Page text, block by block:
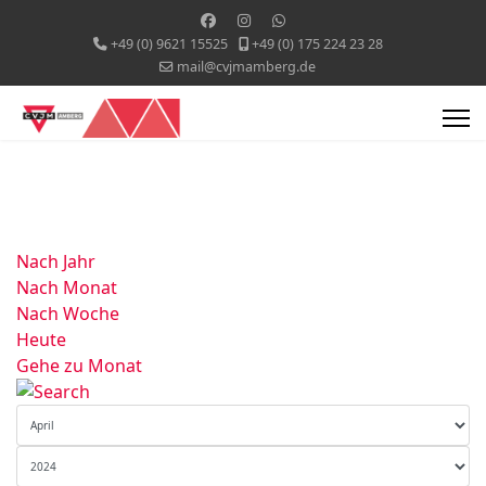
+49 (0) 9621 15525
+49 (0) 175 224 23 28
mail@cvjmamberg.de
Nach Jahr
Nach Monat
Nach Woche
Heute
Gehe zu Monat